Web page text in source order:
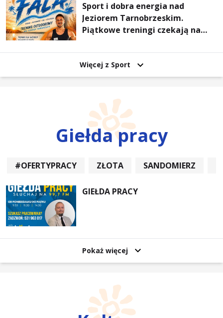
Sport i dobra energia nad
Jeziorem Tarnobrzeskim.
Piątkowe treningi czekają na
Więcej z Sport
Giełda pracy
#OFERTYPRACY ZŁOTA SANDOMIERZ
GIEŁDA PRACY
Pokaż więcej